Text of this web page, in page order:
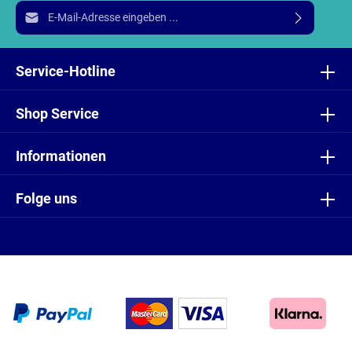
E-Mail-Adresse*
Ich habe dieDatenschutzbestimmungenzur Kenntnis
einverstanden.
Folge uns
Service-Hotline
Shop Service
Informationen